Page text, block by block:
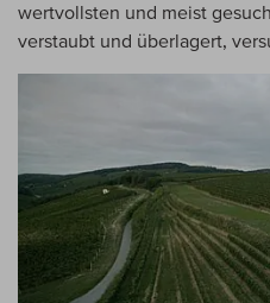
wertvollsten und meist
verstaubt und überlagert,